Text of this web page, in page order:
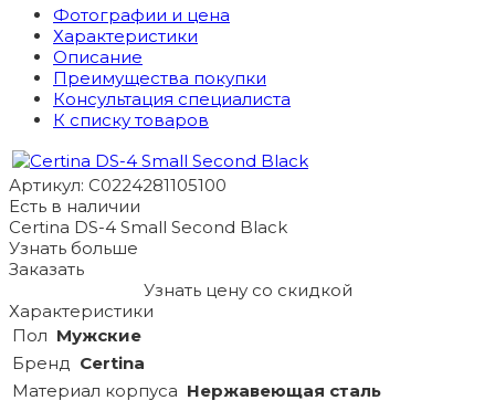
Фотографии и цена
Характеристики
Описание
Преимущества покупки
Консультация специалиста
К списку товаров
Артикул: C0224281105100
Есть в наличии
Certina DS-4 Small Second Black
Узнать больше
Заказать
Узнать цену со скидкой
Характеристики
Пол Мужские
Бренд Certina
Материал корпуса Нержавеющая сталь